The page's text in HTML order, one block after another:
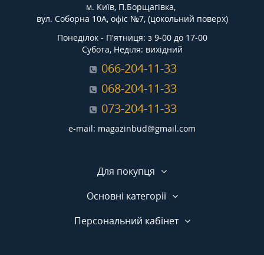
м. Київ, П.Борщагівка,
вул. Соборна 10А, офіс №7, (цокольний поверх)
Понеділок - П'ятниця: з 9-00 до 17-00
Субота, Неділя: вихідний
066-204-11-33
068-204-11-33
073-204-11-33
e-mail: magazinbud@gmail.com
Для покупця
Основні категорії
Персональний кабінет